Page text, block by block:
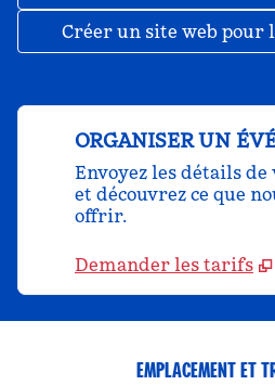
Créer un site web pour
ORGANISER UN
Envoyez les détails
et découvrez ce que
offrir.
Demander les tarifs
EMPLACEMENT ET